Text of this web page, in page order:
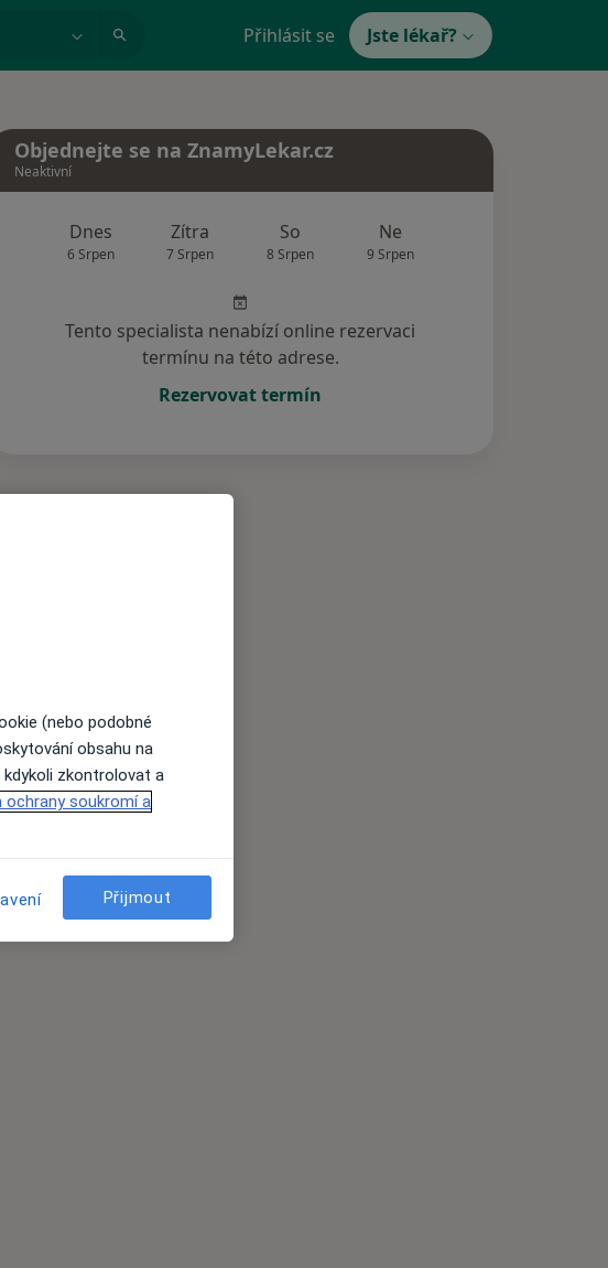
Přihlásit se Jste lékař?
Objednejte se na ZnamyLekar.cz
Neaktivní
Dnes
6 Srpen
Zítra
7 Srpen
So
8 Srpen
Ne
9 Srpen
Tento specialista nenabízí online rezervaci
termínu na této adrese.
Rezervovat termín
(nebo podobné
obsahu na
kdykoli zkontrolovat a
ochrany soukromí a
Přijmout